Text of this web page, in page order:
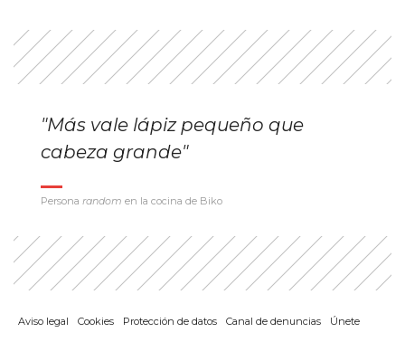
"Más vale lápiz pequeño que
cabeza grande"
Persona random en la cocina de Biko
Aviso legal Cookies Protección de datos Canal de denuncias Únete